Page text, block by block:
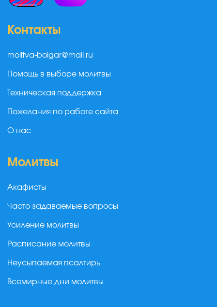
Контакты
molitva-bolgar@mail.ru
Помощь в выборе молитвы
Техническая поддержка
Пожелания по работе сайта
О нас
Молитвы
Акафисты
Часто задаваемые вопросы
Усиление молитвы
Расписание молитвы
Неусыпаемая псалтирь
Всемирные дни молитвы